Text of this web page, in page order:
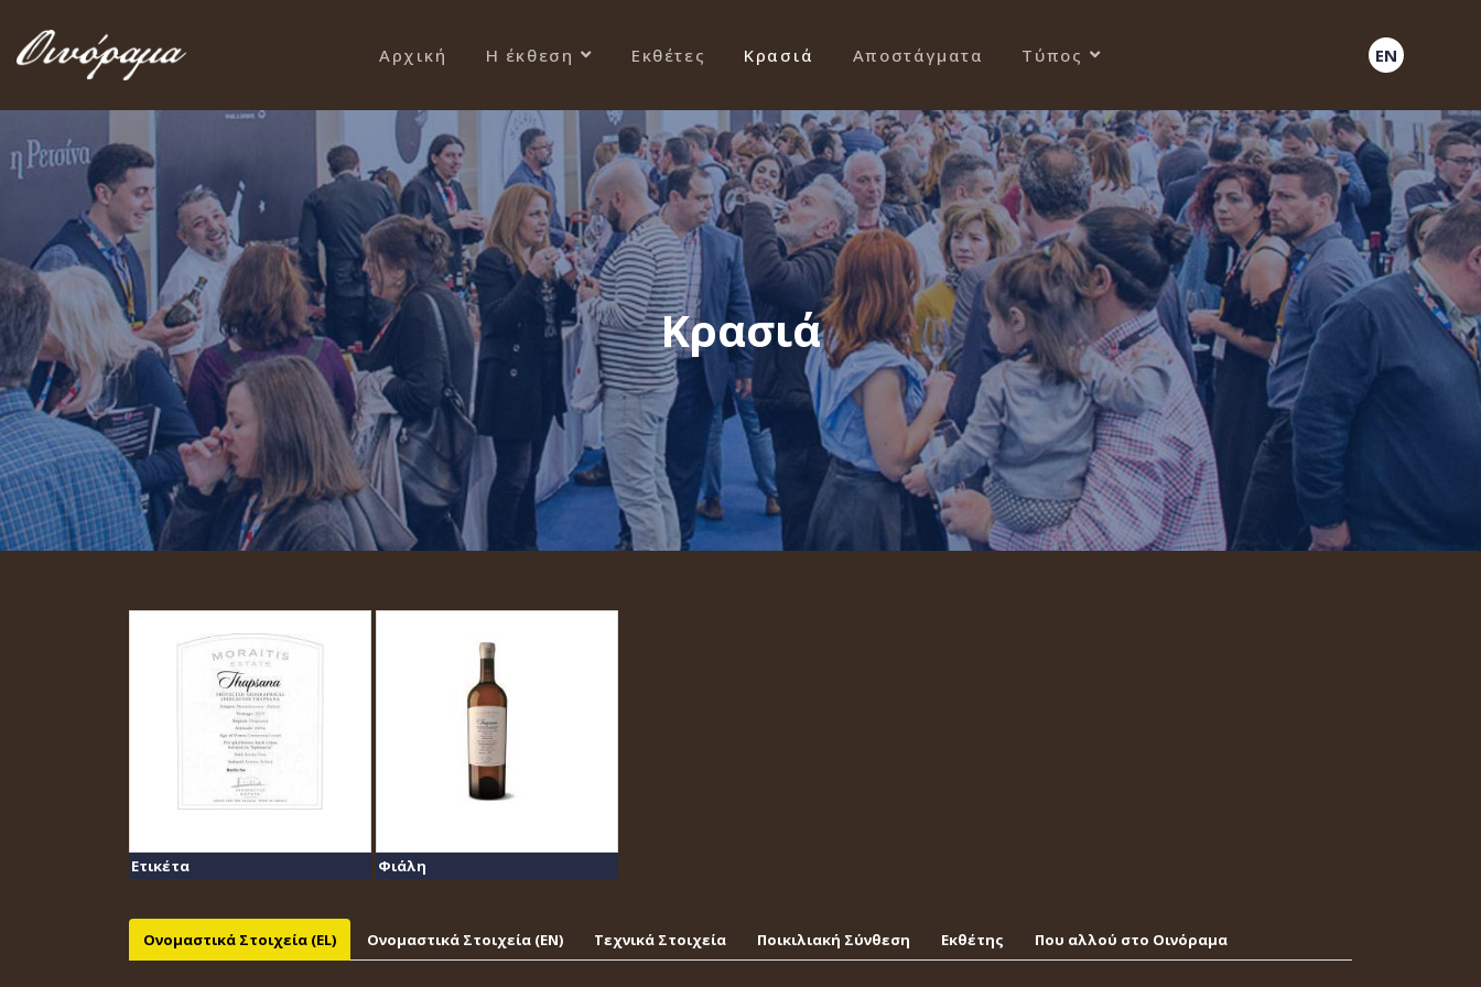
Αρχική Η έκθεση Εκθέτες Κρασιά Αποστάγματα Τύπος EN
Κρασιά
Ετικέτα Φιάλη
Ονομαστικά Στοιχεία (EL) Ονομαστικά Στοιχεία (EΝ) Τεχνικά Στοιχεία Ποικιλιακή Σύνθεση Εκθέτης Που αλλού στο Οινόραμα